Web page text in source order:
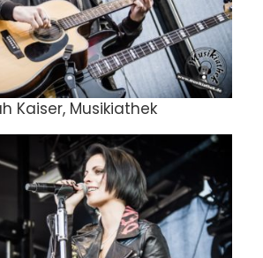
Kaiser, Musikiathek